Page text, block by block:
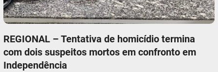
REGIONAL – Tentativa de homicídio termina
com dois suspeitos mortos em confronto em
Independência